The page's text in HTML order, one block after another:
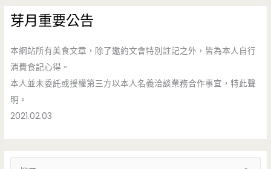
芽月重要公告
本網站所有美食文章，除了邀約文會特別註記之外，皆為本人自行
消費食記心得。
本人並未委託或授權第三方以本人名義洽談業務合作事宜，特此聲
明。
2021.02.03